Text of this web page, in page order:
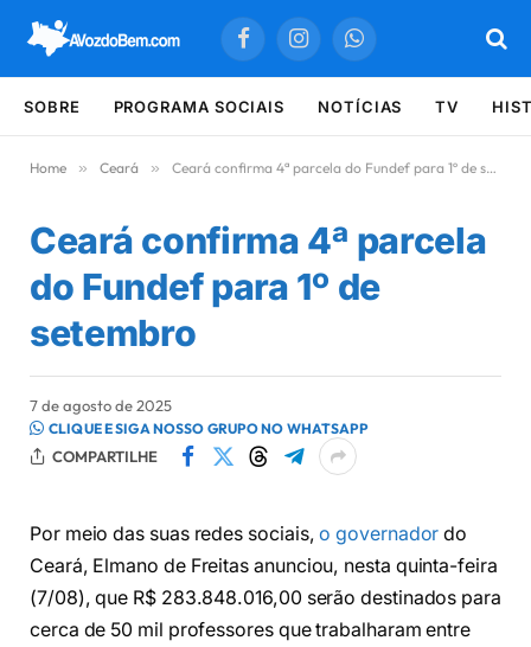
FacebookInstagramWhatsApp
SOBRE PROGRAMA SOCIAIS NOTÍCIAS TV
Home » Ceará » Ceará confirma 4ª parcela do Fundef para 1º de setembro
Ceará confirma 4ª parcela
do Fundef para 1º de
setembro
7 de agosto de 2025
CLIQUE E SIGA NOSSO GRUPO NO WHATSAPP
COMPARTILHE
Por meio das suas redes sociais,o governador do
Ceará, Elmano de Freitas anunciou, nesta quinta-feira
(7/08), que R$ 283.848.016,00 serão destinados para
cerca de 50 mil professores que trabalharam entre